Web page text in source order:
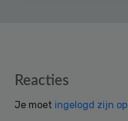
Reader
Reacties
Je moet ingelogd zijn op